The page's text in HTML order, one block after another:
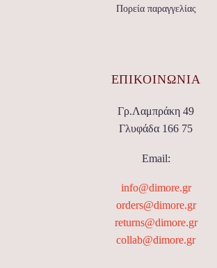
Πορεία παραγγελίας
ΕΠΙΚΟΙΝΩΝΊΑ
Γρ.Λαμπράκη 49
Γλυφάδα 166 75
Email:
info@dimore.gr
orders@dimore.gr
returns@dimore.gr
collab@dimore.gr